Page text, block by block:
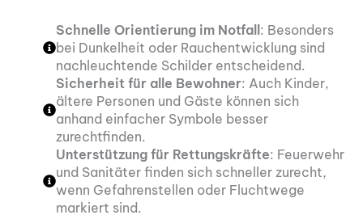
Schnelle Orientierung im Notfall: Besonders
bei Dunkelheit oder Rauchentwicklung sind
nachleuchtende Schilder entscheidend.
Sicherheit für alle Bewohner: Auch Kinder,
ältere Personen und Gäste können sich
anhand einfacher Symbole besser
zurechtfinden.
Unterstützung für Rettungskräfte: Feuerwehr
und Sanitäter finden sich schneller zurecht,
wenn Gefahrenstellen oder Fluchtwege
markiert sind.